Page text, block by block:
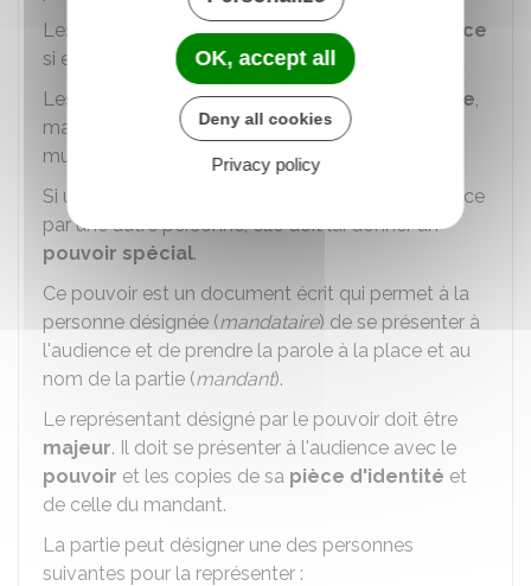
Les parties peuvent êtredispensées d'audience
si elles en ont fait la demande.
Les parties peuvent êtreabsentes à l'audience,
mais représentées par un avocat ou par un tiers
muni d'un écrit.
Si une partie souhaite être représentée à l'audience
par une autre personne, elle doit lui donner un
pouvoir spécial.
Ce pouvoir est un document écrit qui permet à la
personne désignée (mandataire) de se présenter à
l'audience et de prendre la parole à la place et au
nom de la partie (mandant).
Le représentant désigné par le pouvoir doit être
majeur. Il doit se présenter à l'audience avec le
pouvoir et les copies de sa pièce d'identité et
de celle du mandant.
La partie peut désigner une des personnes
suivantes pour la représenter :
OK, accept all
Deny all cookies
Privacy policy